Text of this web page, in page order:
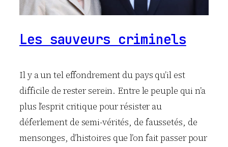
Les sauveurs criminels
Il y a un tel effondrement du pays qu’il est
difficile de rester serein. Entre le peuple qui n’a
plus l’esprit critique pour résister au
déferlement de semi-vérités, de faussetés, de
mensonges, d’histoires que l’on fait passer pour